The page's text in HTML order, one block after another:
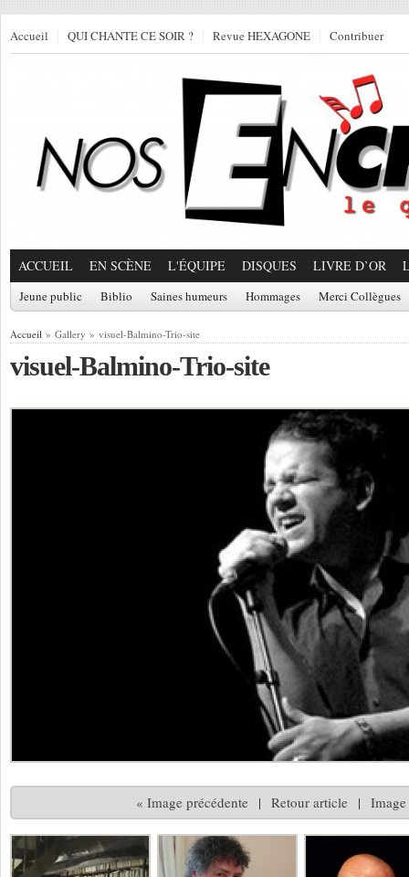
Accueil QUI CHANTE CE SOIR ? Revue HEXAGONE Contribuer
ACCUEIL EN SCÈNE L'ÉQUIPE DISQUES LIVRE D’OR
Jeune public Biblio Saines humeurs Hommages Merci Collègues
Accueil » Gallery » visuel-Balmino-Trio-site
visuel-Balmino-Trio-site
« Image précédente | Retour article |